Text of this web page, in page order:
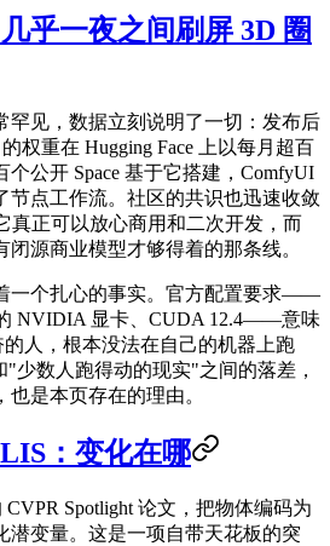
乎一夜之间刷屏 3D 圈
罕见，数据立刻说明了一切：发布后
权重在 Hugging Face 上以每月超百
公开 Space 基于它搭建，ComfyUI
节点工作流。社区的共识也迅速收敛
正可以放心商用和二次开发，而
源商业模型才够得着的那条线。
一个扎心的事实。官方配置要求——
NVIDIA 显卡、CUDA 12.4——意味
的人，根本没法在自己的机器上跑
少数人跑得动的现实"之间的落差，
是本页存在的理由。
：变化在哪
Spotlight 论文，把物体编码为
潜变量。这是一项自带天花板的突